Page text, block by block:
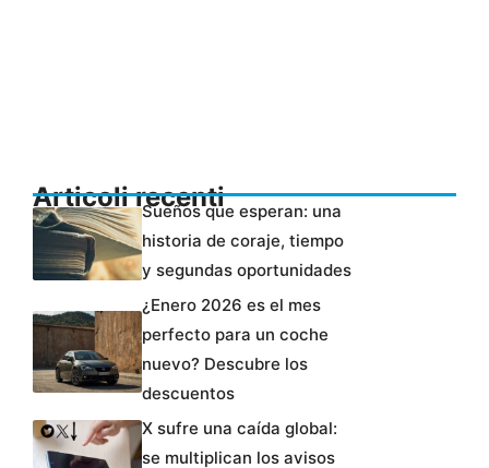
Articoli recentiSueños que esperan: una
historia de coraje, tiempo
y segundas oportunidades
¿Enero 2026 es el mes
perfecto para un coche
nuevo? Descubre los
descuentos
X sufre una caída global:
se multiplican los avisos